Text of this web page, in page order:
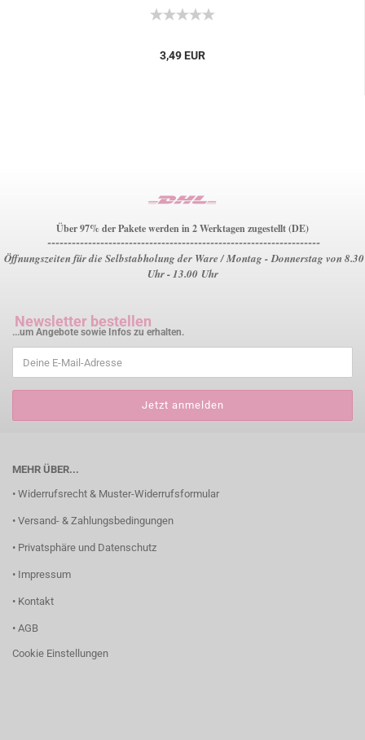
3,49 EUR
Über 97% der Pakete werden in 2 Werktagen zugestellt (DE)
-------------------------------------------------------------------
Öffnungszeiten für die Selbstabholung der Ware / Montag - Donnerstag von 8.30
Uhr - 13.00 Uhr
Newsletter bestellen
...um Angebote sowie Infos zu erhalten.
MEHR ÜBER...
• Widerrufsrecht & Muster-Widerrufsformular
• Versand- & Zahlungsbedingungen
• Privatsphäre und Datenschutz
• Impressum
• Kontakt
• AGB
Cookie Einstellungen